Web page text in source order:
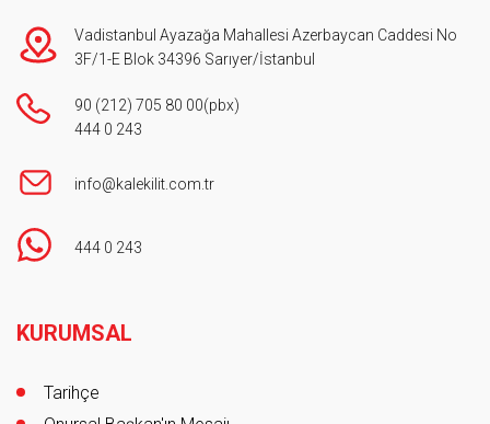
Vadistanbul Ayazağa Mahallesi Azerbaycan Caddesi No
3F/1-E Blok 34396 Sarıyer/İstanbul
90 (212) 705 80 00(pbx)
444 0 243
info@kalekilit.com.tr
444 0 243
KURUMSAL
Tarihçe